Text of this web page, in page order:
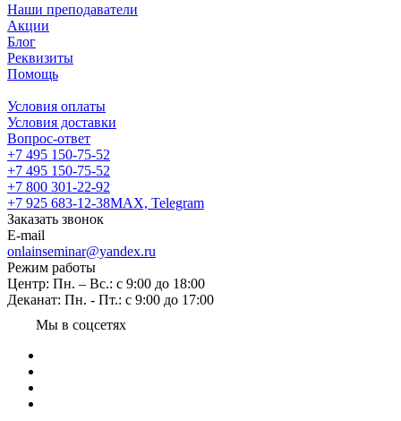
Наши преподаватели
Акции
Блог
Реквизиты
Помощь
Условия оплаты
Условия доставки
Вопрос-ответ
+7 495 150-75-52
+7 495 150-75-52
+7 800 301-22-92
+7 925 683-12-38MAX, Telegram
Заказать звонок
E-mail
onlainseminar@yandex.ru
Режим работы
Центр: Пн. – Вс.: с 9:00 до 18:00
Деканат: Пн. - Пт.: с 9:00 до 17:00
Мы в соцсетях